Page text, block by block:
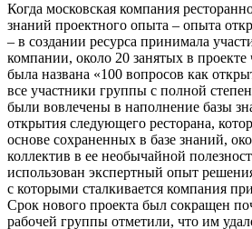
Когда московская компания
знаний проектного опыта – опыта
– в создании ресурса принимала
компании, около 20 занятых в проекте
была названа «100 вопросов как
все участники группы с полной
были вовлечены в наполнение базы
открытия следующего ресторана,
основе сохраненных в базе знаний,
коллектив в ее необычайной
использован экспертный опыт
с которыми сталкивается компания
Срок нового проекта был сокращен
рабочей группы отметили, что им